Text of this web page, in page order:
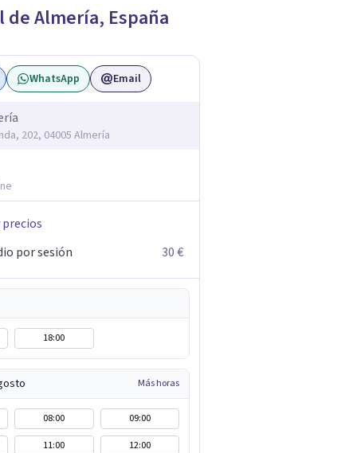
de Almería, España
WhatsApp Email
202, 04005 Almería
precios
por sesión
30 €
18:00
Más horas
08:00
09:00
11:00 12:00